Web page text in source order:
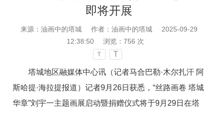
即将开展
来源：油画中的塔城 作者：油画中的塔城
2025-09-29
12:38:50
浏览： 756 次
T T
塔城地区融媒体中心讯（记者马合巴勒·木尔扎汗 阿
斯哈提·海拉提报道）记者9月26日获悉，“丝路画卷 塔城
华章”刘宇一主题画展启动暨捐赠仪式将于9月29日在塔